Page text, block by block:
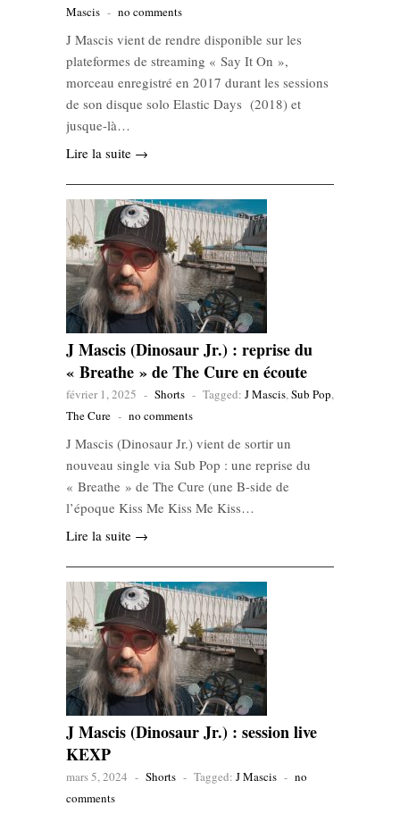
Mascis - no comments
J Mascis vient de rendre disponible sur les
plateformes de streaming « Say It On »,
morceau enregistré en 2017 durant les sessions
de son disque solo Elastic Days (2018) et
jusque-là…
Lire la suite →
J Mascis (Dinosaur Jr.) : reprise du
« Breathe » de The Cure en écoute
février 1, 2025 - Shorts - Tagged: J Mascis,Sub Pop,
The Cure - no comments
J Mascis (Dinosaur Jr.) vient de sortir un
nouveau single via Sub Pop : une reprise du
« Breathe » de The Cure (une B-side de
l’époque Kiss Me Kiss Me Kiss…
Lire la suite →
J Mascis (Dinosaur Jr.) : session live
KEXP
mars 5, 2024 - Shorts - Tagged: J Mascis - no
comments